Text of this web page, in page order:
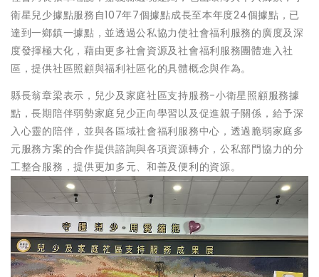
衛星兒少據點服務自107年7個據點成長至本年度24個據點，已
達到一鄉鎮一據點，並透過公私協力使社會福利服務的廣度及深
度發揮極大化，藉由更多社會資源及社會福利服務團體進入社
區，提供社區照顧與福利社區化的具體概念與作為。
縣長翁章梁表示，兒少及家庭社區支持服務-小衛星照顧服務據
點，長期陪伴弱勢家庭兒少正向學習以及促進親子關係，給予深
入心靈的陪伴，並與各區域社會福利服務中心，透過脆弱家庭多
元服務方案的合作提供諮詢與各項資源轉介，公私部門協力的分
工整合服務，提供更加多元、和善及便利的資源。